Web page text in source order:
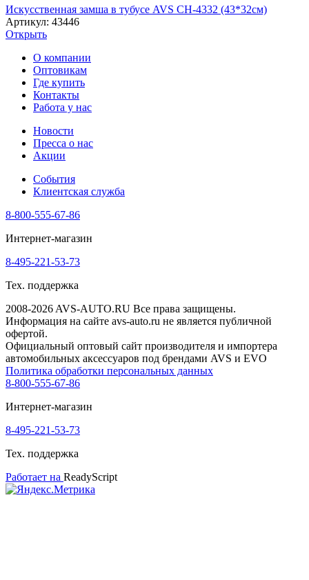
Искусственная замша в тубусе AVS CH-4332 (43*32см)
Артикул: 43446
Открыть
О компании
Оптовикам
Где купить
Контакты
Работа у нас
Новости
Пресса о нас
Акции
События
Клиентская служба
8-800-555-67-86
Интернет-магазин
8-495-221-53-73
Тех. поддержка
2008-2026 AVS-AUTO.RU Все права защищены.
Информация на сайте avs-auto.ru не является публичной
офертой.
Официальный оптовый сайт производителя и импортера
автомобильных аксессуаров под брендами AVS и EVO
Политика обработки персональных данных
8-800-555-67-86
Интернет-магазин
8-495-221-53-73
Тех. поддержка
Работает на ReadyScript